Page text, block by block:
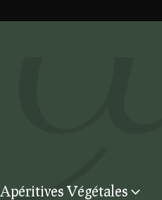
Apéritives Végétales